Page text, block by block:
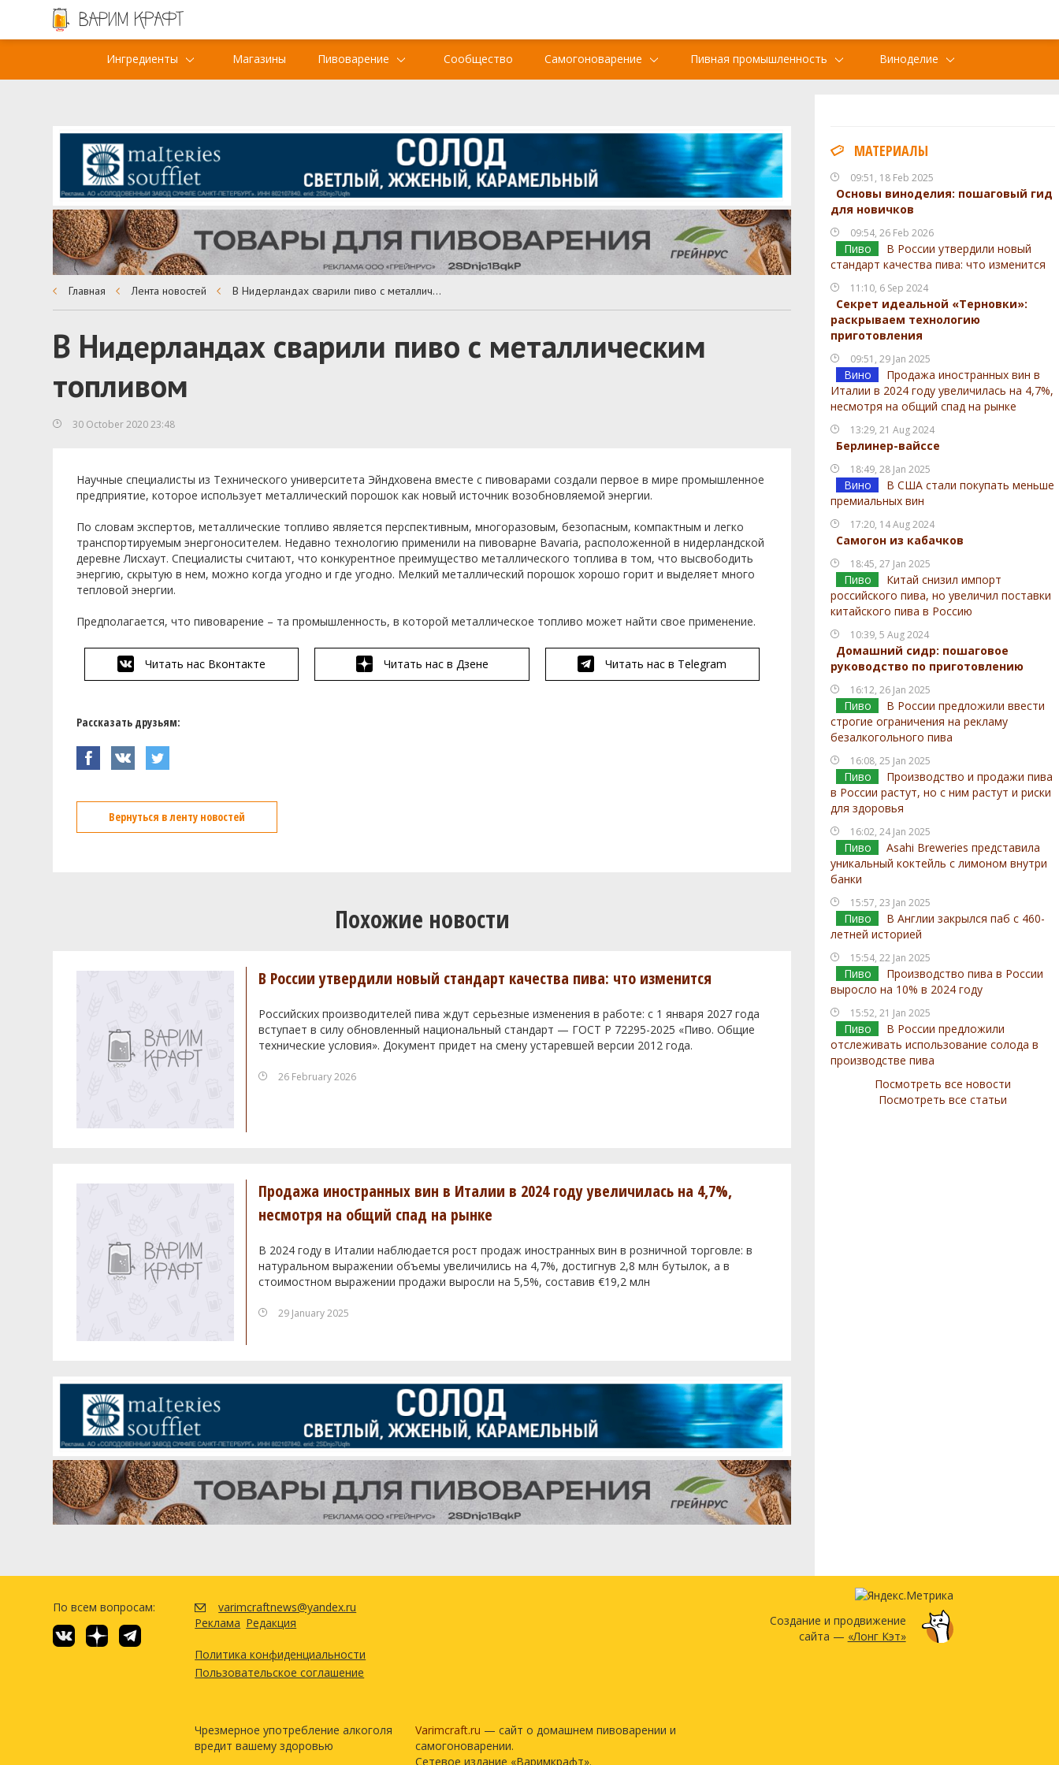
Ингредиенты Магазины Пивоварение Сообщество Самогоноварение Пивная промышленность Виноделие
МАТЕРИАЛЫ
09:51, 18 Feb 2025
Основы виноделия: пошаговый гид
для новичков
09:54, 26 Feb 2026
Пиво
В России утвердили новый
стандарт качества пива: что изменится
11:10, 6 Sep 2024
Секрет идеальной «Терновки»:
раскрываем технологию
приготовления
09:51, 29 Jan 2025
Вино
Продажа иностранных вин в
Италии в 2024 году увеличилась на 4,7%,
несмотря на общий спад на рынке
13:29, 21 Aug 2024
Берлинер-вайссе
18:49, 28 Jan 2025
Вино
В США стали покупать меньше
премиальных вин
17:20, 14 Aug 2024
Самогон из кабачков
18:45, 27 Jan 2025
Пиво
Китай снизил импорт
российского пива, но увеличил поставки
китайского пива в Россию
10:39, 5 Aug 2024
Домашний сидр: пошаговое
руководство по приготовлению
16:12, 26 Jan 2025
Пиво
В России предложили ввести
строгие ограничения на рекламу
безалкогольного пива
16:08, 25 Jan 2025
Пиво
Производство и продажи пива
в России растут, но с ним растут и риски
для здоровья
16:02, 24 Jan 2025
Пиво
Asahi Breweries представила
уникальный коктейль с лимоном внутри
банки
15:57, 23 Jan 2025
Пиво
В Англии закрылся паб с 460-
летней историей
15:54, 22 Jan 2025
Пиво
Производство пива в России
выросло на 10% в 2024 году
15:52, 21 Jan 2025
Пиво
В России предложили
отслеживать использование солода в
производстве пива
Посмотреть все новости
Посмотреть все статьи
Главная Лента новостей В Нидерландах сварили пиво с металлическим топливом
В Нидерландах сварили пиво с металлическим
топливом
30 October 2020 23:48
Научные специалисты из Технического университета Эйндховена вместе с пивоварами создали первое в мире промышленное
предприятие, которое использует металлический порошок как новый источник возобновляемой энергии.
По словам экспертов, металлические топливо является перспективным, многоразовым, безопасным, компактным и легко
транспортируемым энергоносителем. Недавно технологию применили на пивоварне Bavaria, расположенной в нидерландской
деревне Лисхаут. Специалисты считают, что конкурентное преимущество металлического топлива в том, что высвободить
энергию, скрытую в нем, можно когда угодно и где угодно. Мелкий металлический порошок хорошо горит и выделяет много
тепловой энергии.
Предполагается, что пивоварение – та промышленность, в которой металлическое топливо может найти свое применение.
Читать нас Вконтакте Читать нас в Дзене Читать нас в Telegram
Рассказать друзьям:
Вернуться в ленту новостей
Похожие новости
В России утвердили новый стандарт качества пива: что изменится
Российских производителей пива ждут серьезные изменения в работе: с 1 января 2027 года
вступает в силу обновленный национальный стандарт — ГОСТ Р 72295-2025 «Пиво. Общие
технические условия». Документ придет на смену устаревшей версии 2012 года.
26 February 2026
Продажа иностранных вин в Италии в 2024 году увеличилась на 4,7%,
несмотря на общий спад на рынке
В 2024 году в Италии наблюдается рост продаж иностранных вин в розничной торговле: в
натуральном выражении объемы увеличились на 4,7%, достигнув 2,8 млн бутылок, а в
стоимостном выражении продажи выросли на 5,5%, составив €19,2 млн
29 January 2025
По всем вопросам:
varimcraftnews@yandex.ru
Реклама Редакция
Политика конфиденциальности
Пользовательское соглашение
Чрезмерное употребление алкоголя
вредит вашему здоровью
Varimcraft.ru — сайт о домашнем пивоварении и
самогоноварении.
Сетевое издание «Варимкрафт».
Создание и продвижение
сайта — «Лонг Кэт»